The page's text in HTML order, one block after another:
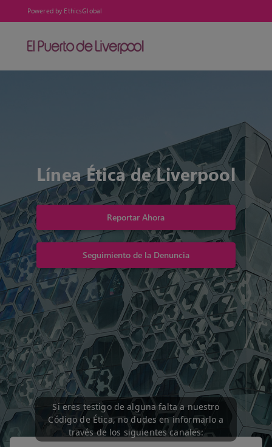
Powered by EthicsGlobal
Línea Ética de Liverpool
Reportar Ahora
Seguimiento de la Denuncia
Si eres testigo de alguna falta a nuestro
Código de Ética, no dudes en informarlo a
través de los siguientes canales: